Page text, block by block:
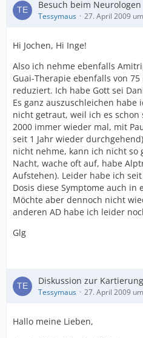
Besuch beim Neurologen
Tessymaus 27. April 2009
Hi Jochen, Hi Inge!
Also ich nehme ebenfalls
Guai-Therapie ebenfalls von
reduziert. Ich habe Gott sei
Es ganz auszuschleichen
nicht getraut, weil ich es schon
2000 immer wieder mal, mit
seit 1 Jahr wieder
nicht nehme, kann ich nicht so
Nacht, wache oft auf, habe
Aufstehen). Leider habe ich
Dosis diese Symptome auch in
Möchte aber dennoch nicht
anderen AD habe ich leider
Glg
Diskussion zur
Tessymaus 27. April 2009
Hallo meine Lieben,